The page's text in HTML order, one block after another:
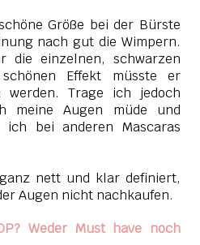
Größe bei der Bürste
nach gut die Wimpern.
die einzelnen, schwarzen
Effekt müsste er
werden. Trage ich jedoch
meine Augen müde und
bei anderen Mascaras
nett und klar definiert,
Augen nicht nachkaufen.
Weder Must have noch